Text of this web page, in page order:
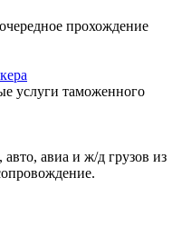
прохождение
услуги таможенного
авиа и ж/д грузов из